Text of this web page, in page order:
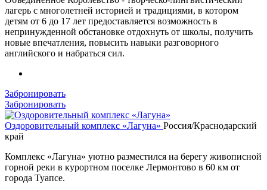
лагерь с многолетней историей и традициями, в котором
детям от 6 до 17 лет предоставляется возможность в
непринужденной обстановке отдохнуть от школы, получить
новые впечатления, повысить навыки разговорного
английского и набраться сил.
Забронировать
Забронировать
Оздоровительный комплекс «Лагуна» Россия/Краснодарский
край
Комплекс «Лагуна» уютно разместился на берегу живописной
горной реки в курортном поселке Лермонтово в 60 км от
города Туапсе.